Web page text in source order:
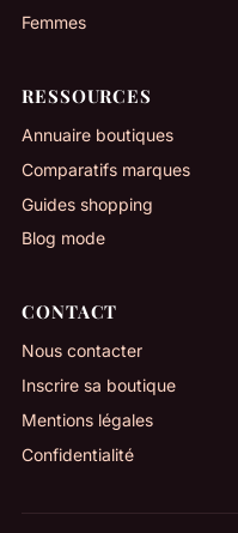
Femmes
RESSOURCES
Annuaire boutiques
Comparatifs marques
Guides shopping
Blog mode
CONTACT
Nous contacter
Inscrire sa boutique
Mentions légales
Confidentialité